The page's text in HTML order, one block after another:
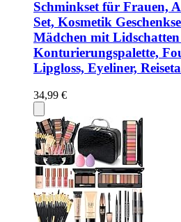
Schminkset für Frauen,
Set, Kosmetik
Mädchen mit Lidschatten
Konturierungspalette,
Lipgloss, Eyeliner,
34,99 €